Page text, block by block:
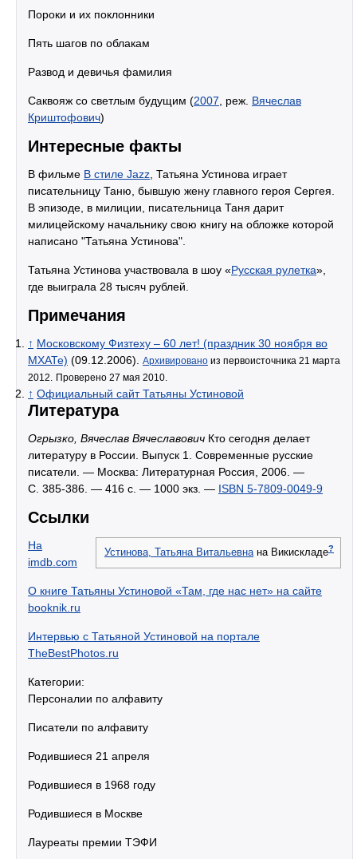
Пороки и их поклонники
Пять шагов по облакам
Развод и девичья фамилия
Саквояж со светлым будущим (2007, реж. Вячеслав
Криштофович)
Интересные факты
В фильме В стиле Jazz, Татьяна Устинова играет
писательницу Таню, бывшую жену главного героя Сергея.
В эпизоде, в милиции, писательница Таня дарит
милицейскому начальнику свою книгу на обложке которой
написано "Татьяна Устинова".
Татьяна Устинова участвовала в шоу «Русская рулетка»,
где выиграла 28 тысяч рублей.
Примечания
↑ Московскому Физтеху – 60 лет! (праздник 30 ноября во
МХАТе) (09.12.2006). Архивировано из первоисточника 21 марта
2012.
Проверено 27 мая 2010.
↑ Официальный сайт Татьяны Устиновой
Литература
Огрызко, Вячеслав Вячеславович Кто сегодня делает
литературу в России. Выпуск 1. Современные русские
писатели. — Москва: Литературная Россия, 2006. —
С. 385-386. — 416 с. — 1000 экз. — ISBN 5-7809-0049-9
Ссылки
Устинова, Татьяна Витальевнана Викискладе?
На
imdb.com
О книге Татьяны Устиновой «Там, где нас нет» на сайте
booknik.ru
Интервью с Татьяной Устиновой на портале
TheBestPhotos.ru
Категории:
Персоналии по алфавиту
Писатели по алфавиту
Родившиеся 21 апреля
Родившиеся в 1968 году
Родившиеся в Москве
Лауреаты премии ТЭФИ